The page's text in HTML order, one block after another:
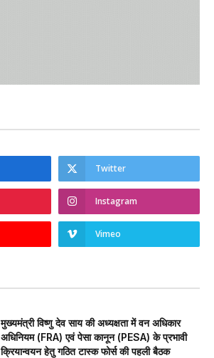
Twitter
Instagram
Vimeo
मुख्यमंत्री विष्णु देव साय की अध्यक्षता में वन अधिकार
अधिनियम (FRA) एवं पेसा कानून (PESA) के प्रभावी
क्रियान्वयन हेतु गठित टास्क फोर्स की पहली बैठक